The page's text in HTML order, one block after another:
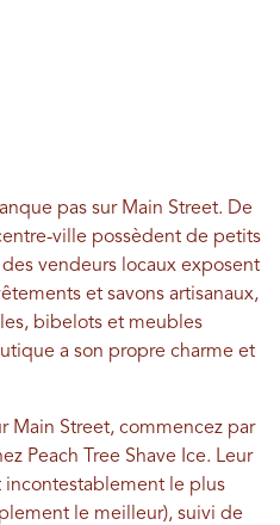
pas sur Main Street. De
ville possèdent de petits
vendeurs locaux exposent
et savons artisanaux,
bibelots et meubles
a son propre charme et
Main Street, commencez par
Peach Tree Shave Ice. Leur
incontestablement le plus
le meilleur), suivi de